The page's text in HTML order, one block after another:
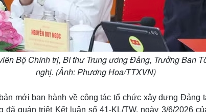
Bộ Chính trị, Bí thư Trung ương Đảng, Trưởng Ban
nghị. (Ảnh: Phương Hoa/TTXVN)
mới ban hành về công tác tổ chức xây dựng Đảng
quán triệt Kết luận số 41-KL/TW, ngày 3/6/2026